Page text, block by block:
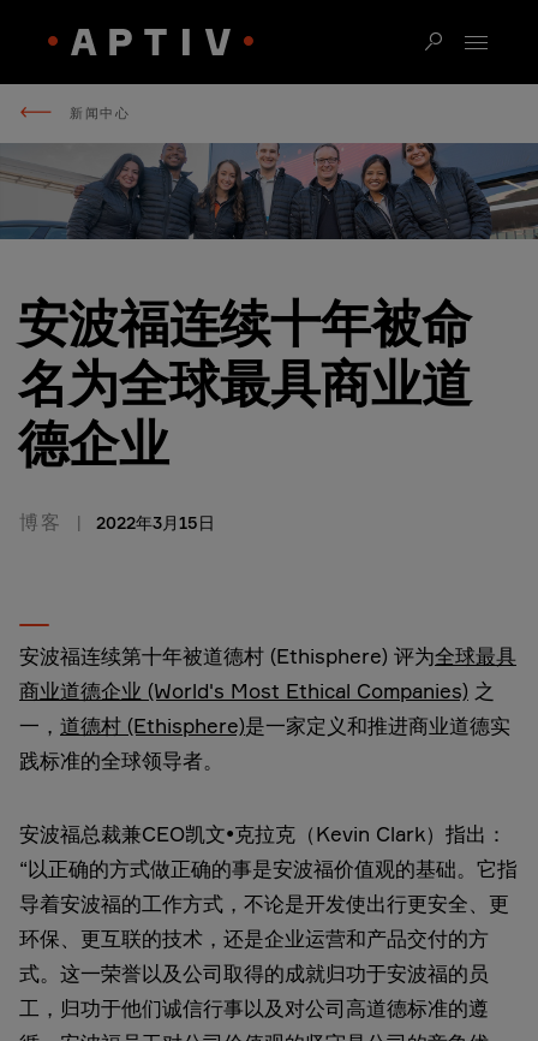
新闻中心
安波福连续十年被命
名为全球最具商业道
德企业
博客 2022年3月15日
安波福连续第十年被道德村 (Ethisphere) 评为全球最具
商业道德企业 (World's Most Ethical Companies) 之
一， 道德村 (Ethisphere)是一家定义和推进商业道德实
践标准的全球领导者。
安波福总裁兼CEO凯文•克拉克（Kevin Clark）指出：
“以正确的方式做正确的事是安波福价值观的基础。它指
导着安波福的工作方式，不论是开发使出行更安全、更
环保、更互联的技术，还是企业运营和产品交付的方
式。这一荣誉以及公司取得的成就归功于安波福的员
工，归功于他们诚信行事以及对公司高道德标准的遵